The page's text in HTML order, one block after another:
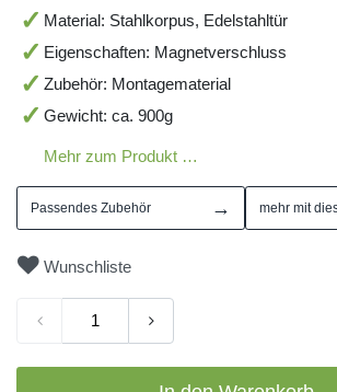
Material: Stahlkorpus, Edelstahltür
Eigenschaften: Magnetverschluss
Zubehör: Montagematerial
Gewicht: ca. 900g
Mehr zum Produkt …
Passendes Zubehör → mehr mit
Wunschliste